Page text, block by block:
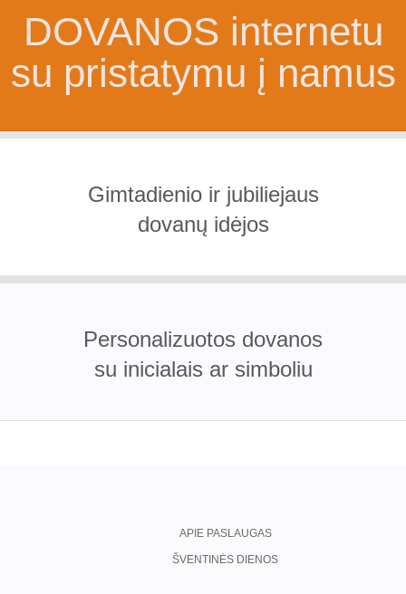
DOVANOS internetu
su pristatymu į namus
Gimtadienio ir jubiliejaus
dovanų idėjos
Personalizuotos dovanos
su inicialais ar simboliu
APIE PASLAUGAS
ŠVENTINĖS DIENOS